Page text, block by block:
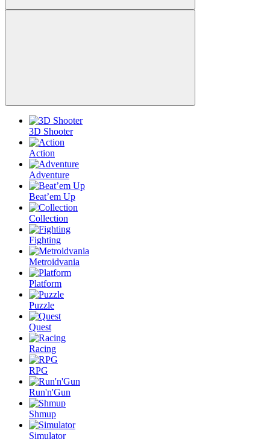
3D Shooter
Action
Adventure
Beat’em Up
Collection
Fighting
Metroidvania
Platform
Puzzle
Quest
Racing
RPG
Run'n'Gun
Shmup
Simulator